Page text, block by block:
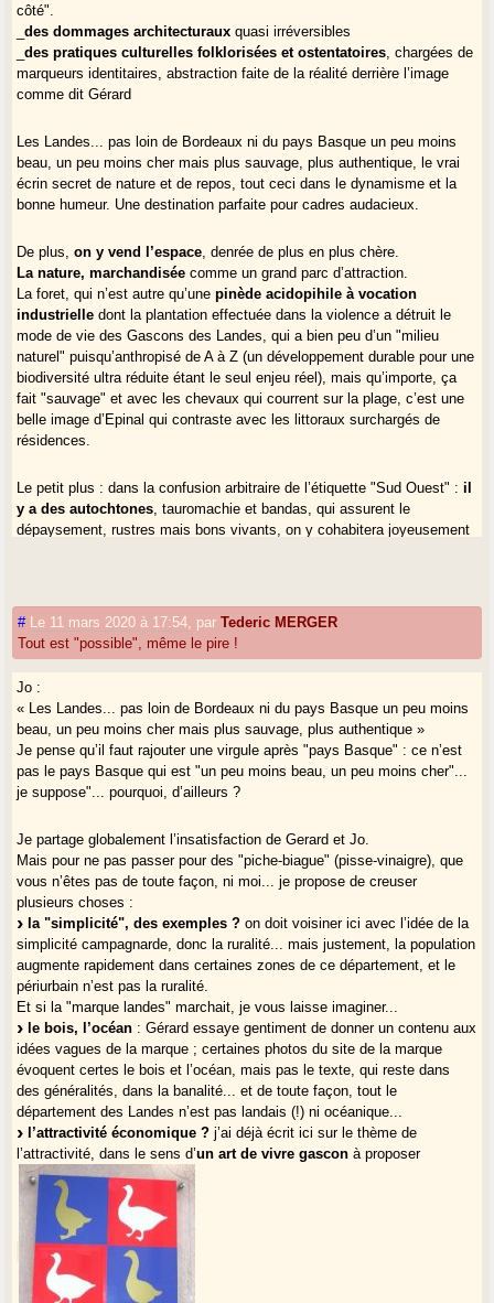
côté".
_des dommages architecturaux quasi irréversibles
_des pratiques culturelles folklorisées et ostentatoires , chargées de
marqueurs identitaires, abstraction faite de la réalité derrière l’image
comme dit Gérard
Les Landes... pas loin de Bordeaux ni du pays Basque un peu moins
beau, un peu moins cher mais plus sauvage, plus authentique, le vrai
écrin secret de nature et de repos, tout ceci dans le dynamisme et la
bonne humeur. Une destination parfaite pour cadres audacieux.
De plus,on y vend l’espace , denrée de plus en plus chère.
La nature, marchandisée comme un grand parc d’attraction.
La foret, qui n’est autre qu’unepinède acidopihile à vocation
industrielle dont la plantation effectuée dans la violence a détruit le
mode de vie des Gascons des Landes, qui a bien peu d’un "milieu
naturel" puisqu’anthropisé de A à Z (un développement durable pour une
biodiversité ultra réduite étant le seul enjeu réel), mais qu’importe, ça
fait "sauvage" et avec les chevaux qui courrent sur la plage, c’est une
belle image d’Epinal qui contraste avec les littoraux surchargés de
résidences.
Le petit plus : dans la confusion arbitraire de l’étiquette "Sud Ouest" :il
y a des autochtones , tauromachie et bandas, qui assurent le
dépaysement, rustres mais bons vivants, on y cohabitera joyeusement
opportunité en tant que vitrine et source d’enjeux pour la défense du
patrimoine culturel ? Là est une autre question.
A titre personnel,je n’arrive pas à passer au dessus du ton général
décrit justement par Gérard, je cite, "
guère de toutes celles qui, ici ou là, tentent d’accueillir des cadres
d’entreprises déjà installées ou espérées, voire des touristes en
mal de destination, par des images sympathiques mais assez
convenues, il faut bien le dire."
# Le 11 mars 2020 à 17:54 parTederic MERGER
Tout est "possible", même le pire !
Jo :
« Les Landes... pas loin de Bordeaux ni du pays Basque un peu moins
beau, un peu moins cher mais plus sauvage, plus authentique »
Je pense qu’il faut rajouter une virgule après "pays Basque" : ce n’est
pas le pays Basque qui est "un peu moins beau, un peu moins cher"...
je suppose"... pourquoi, d’ailleurs ?
Je partage globalement l’insatisfaction de Gerard et Jo.
Mais pour ne pas passer pour des "piche-biague" (pisse-vinaigre), que
vous n’êtes pas de toute façon, ni moi... je propose de creuser
plusieurs choses :
la "simplicité", des exemples ? on doit voisiner ici avec l’idée de la
simplicité campagnarde, donc la ruralité... mais justement, la population
augmente rapidement dans certaines zones de ce département, et le
périurbain n’est pas la ruralité.
Et si la "marque landes" marchait, je vous laisse imaginer...
le bois, l’océan : Gérard essaye gentiment de donner un contenu aux
idées vagues de la marque ; certaines photos du site de la marque
évoquent certes le bois et l’océan, mais pas le texte, qui reste dans
des généralités, dans la banalité... et de toute façon, tout le
département des Landes n’est pas landais (!) ni océanique...
l’attractivité économique ? j’ai déjà écrit ici sur le thème de
l’attractivité, dans le sens d’un art de vivre gascon à proposer